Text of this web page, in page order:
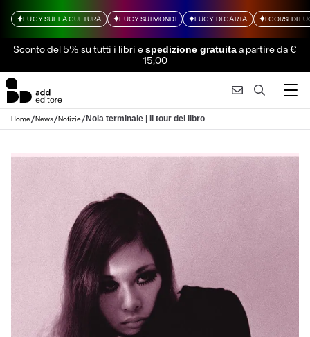
LUCY SULLA CULTURA LUCY SUI MONDI LUCY DI CARTA I CORSI DI
Sconto del 5% su tutti i libri espedizione gratuitaa partire da €
15,00
Home/News/Notizie/Noia terminale | Il tour del libro